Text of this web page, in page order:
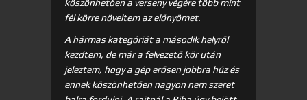
köszönhetően a verseny végére több mint
fél körre növeltem az előnyömet.
A hármas kategóriát a második helyről
kezdtem, de már a felvezető kör után
jeleztem, hogy a gép erősen jobbra húz és
ennek köszönhetően nagyon nem szeret